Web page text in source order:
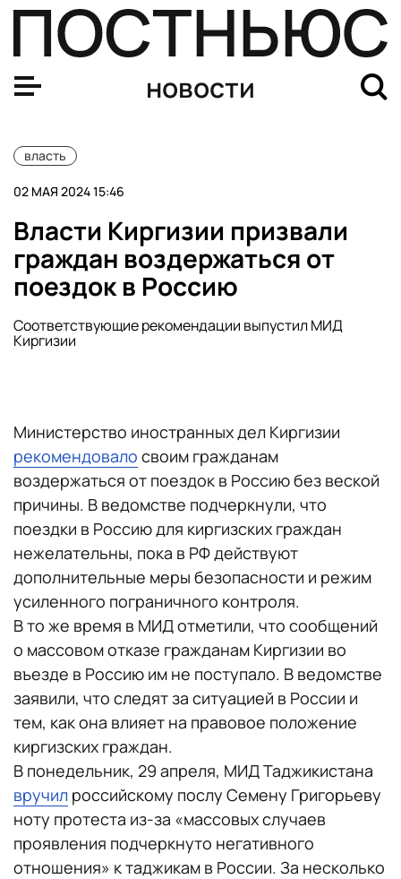
новости
власть
02 МАЯ 2024 15:46
Власти Киргизии призвали
граждан воздержаться от
поездок в Россию
Соответствующие рекомендации выпустил МИД
Киргизии
Министерство иностранных дел Киргизии
рекомендовало своим гражданам
воздержаться от поездок в Россию без веской
причины. В ведомстве подчеркнули, что
поездки в Россию для киргизских граждан
нежелательны, пока в РФ действуют
дополнительные меры безопасности и режим
усиленного пограничного контроля.
В то же время в МИД отметили, что сообщений
о массовом отказе гражданам Киргизии во
въезде в Россию им не поступало. В ведомстве
заявили, что следят за ситуацией в России и
тем, как она влияет на правовое положение
киргизских граждан.
В понедельник, 29 апреля, МИД Таджикистана
вручил российскому послу Семену Григорьеву
ноту протеста из-за «массовых случаев
проявления подчеркнуто негативного
отношения» к таджикам в России. За несколько
Байден подписал закон о выделении военной помощи